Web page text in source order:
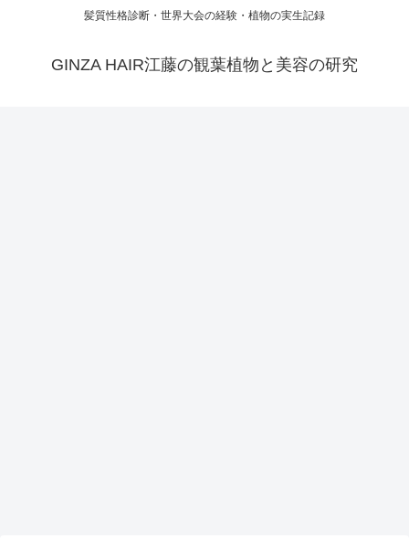
髪質性格診断・世界大会の経験・植物の実生記録
GINZA HAIR江藤の観葉植物と美容の研究